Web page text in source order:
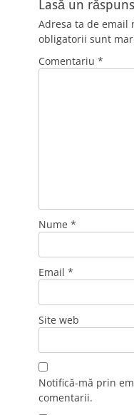
Lasă un răspuns
Adresa ta de email
obligatorii sunt
Comentariu *
Nume *
Email *
Site web
Notifică-mă prin
comentarii.